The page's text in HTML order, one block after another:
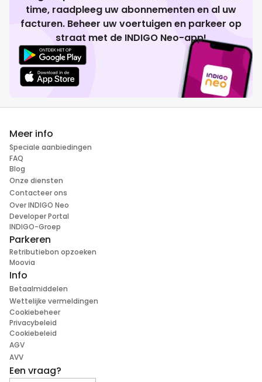
time, raadpleeg uw abonnementen en al uw
facturen. Beheer uw voertuigen en parkeer op
straat met de INDIGO Neo-app!
Meer info
Speciale aanbiedingen
FAQ
Blog
Onze diensten
Contacteer ons
Over INDIGO Neo
Developer Portal
INDIGO-Groep
Parkeren
Retributiebon opzoeken
Moovia
Info
Betaalmiddelen
Wettelijke vermeldingen
Cookiebeheer
Privacybeleid
Cookiebeleid
AGV
AVV
Een vraag?